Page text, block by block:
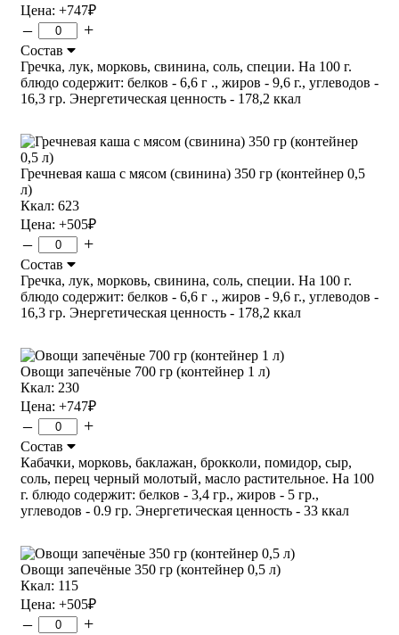
Цена: +747₽
– +
Состав
Гречка, лук, морковь, свинина, соль, специи. На 100 г.
блюдо содержит: белков - 6,6 г ., жиров - 9,6 г., углеводов -
16,3 гр. Энергетическая ценность - 178,2 ккал
Гречневая каша с мясом (свинина) 350 гр (контейнер 0,5
л)
Ккал: 623
Цена: +505₽
– +
Состав
Гречка, лук, морковь, свинина, соль, специи. На 100 г.
блюдо содержит: белков - 6,6 г ., жиров - 9,6 г., углеводов -
16,3 гр. Энергетическая ценность - 178,2 ккал
Овощи запечёные 700 гр (контейнер 1 л)
Ккал: 230
Цена: +747₽
– +
Состав
Кабачки, морковь, баклажан, брокколи, помидор, сыр,
соль, перец черный молотый, масло растительное. На 100
г. блюдо содержит: белков - 3,4 гр., жиров - 5 гр.,
углеводов - 0.9 гр. Энергетическая ценность - 33 ккал
Овощи запечёные 350 гр (контейнер 0,5 л)
Ккал: 115
Цена: +505₽
– +